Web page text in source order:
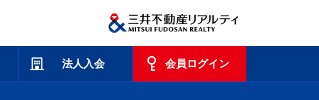
法人入会 会員ログイン